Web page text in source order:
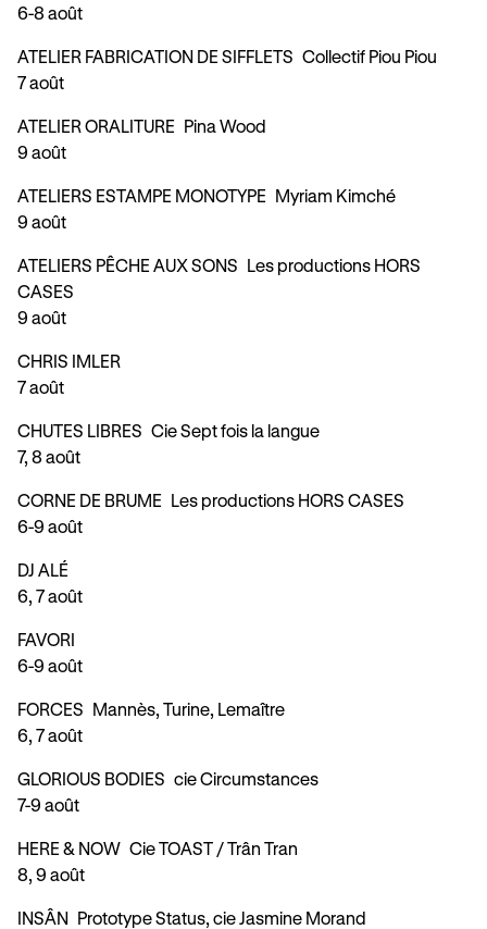
6-8 août
ATELIER FABRICATION DE SIFFLETS Collectif Piou Piou
7 août
ATELIER ORALITURE Pina Wood
9 août
ATELIERS ESTAMPE MONOTYPE Myriam Kimché
9 août
ATELIERS PÊCHE AUX SONS Les productions HORS
CASES
9 août
CHRIS IMLER
7 août
CHUTES LIBRES Cie Sept fois la langue
7, 8 août
CORNE DE BRUME Les productions HORS CASES
6-9 août
DJ ALÉ
6, 7 août
FAVORI
6-9 août
FORCES Mannès, Turine, Lemaître
6, 7 août
GLORIOUS BODIES cie Circumstances
7-9 août
HERE & NOW Cie TOAST / Trân Tran
8, 9 août
INSÂN Prototype Status, cie Jasmine Morand